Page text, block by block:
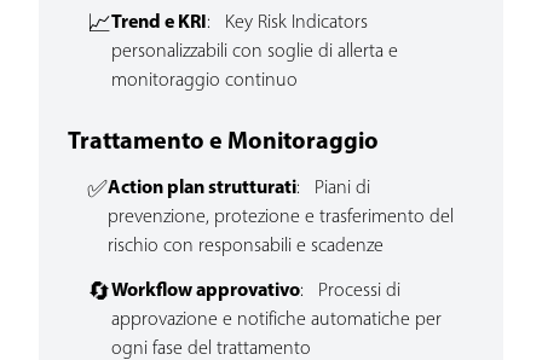
📈Trend e KRI: Key Risk Indicators
personalizzabili con soglie di allerta e
monitoraggio continuo
Trattamento e Monitoraggio
✅Action plan strutturati: Piani di
prevenzione, protezione e trasferimento del
rischio con responsabili e scadenze
🔄Workflow approvativo: Processi di
approvazione e notifiche automatiche per
ogni fase del trattamento